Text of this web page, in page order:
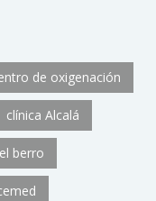
de oxigenación
clínica Alcalá
berro